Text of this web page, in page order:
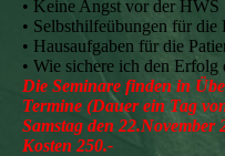
• Keine Angst vor der HWS
• Selbsthilfeübungen für die
• Hausaufgaben für die
• Wie sichere ich den Erfolg
Die Seminare finden in
Termine (Dauer ein Tag
Samstag den 22.November
Kosten 250.-